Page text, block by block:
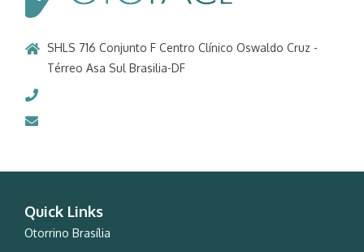
SHLS 716 Conjunto F Centro Clínico Oswaldo Cruz -
Térreo Asa Sul Brasilia-DF
Quick Links
Otorrino Brasília